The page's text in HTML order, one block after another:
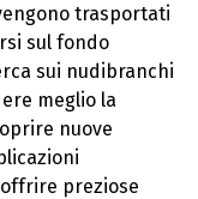
trasportati
sul fondo
sui nudibranchi
meglio la
nuove
preziose